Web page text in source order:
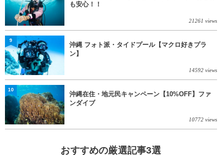
も安心！！
21261 views
沖縄 フォト派・タイドプール【マクロ好きプラ
ン】
14592 views
9
沖縄在住・地元民キャンペーン【10%OFF】ファ
ンダイブ
10772 views
10
おすすめの厳選記事3選